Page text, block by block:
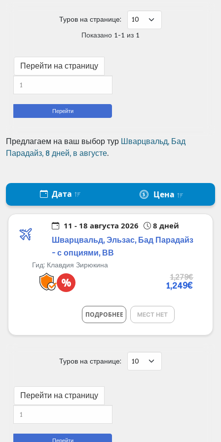
Туров на странице:
Показано 1-1 из 1
Перейти на страницу
Перейти
Предлагаем на ваш выбор тур Шварцвальд, Бад
Парадайз, 8 дней, в августе.
Дата Цена
11 - 18 августа 2026 8 дней
Шварцвальд, Эльзас, Бад Парадайз
- с опциями, ВВ
Гид: Клавдия Зирюкина
% 1,279€
1,249€
ПОДРОБНЕЕ МЕСТ НЕТ
Туров на странице:
Перейти на страницу
Перейти